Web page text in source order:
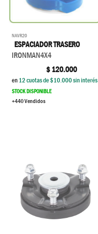
NAVR20
ESPACIADOR TRASERO
IRONMAN4X4
$120.000
en12cuotas de $10.000sin interés
STOCK DISPONIBLE
+440 Vendidos